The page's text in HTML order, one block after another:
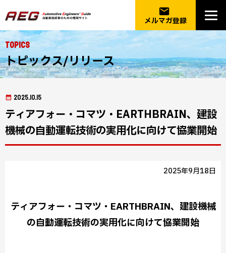
email
メルマガ登録
Topics
トピックス/リリース
2025.10.15
ティアフォー・コマツ・EARTHBRAIN、建設
機械の自動運転技術の実用化に向けて協業開始
2025年9月18日
ティアフォー・コマツ・EARTHBRAIN、建設機械
の自動運転技術の実用化に向けて協業開始